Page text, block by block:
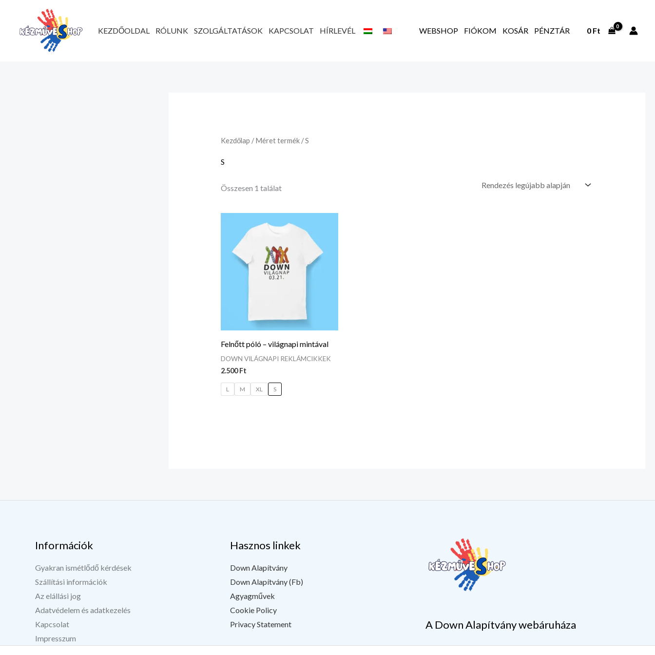
tartalomhoz
KEZDŐOLDAL RÓLUNK SZOLGÁLTATÁSOK KAPCSOLAT HÍRLEVÉL WEBSHOP FIÓKOM KOSÁR PÉNZTÁR 0 Ft
Kezdőlap / Méret termék / S
S
Összesen 1 találat
Felnőtt póló – világnapi mintával
DOWN VILÁGNAPI REKLÁMCIKKEK
2.500Ft
L M XL S
Információk
Gyakran ismétlődő kérdések
Szállítási információk
Az elállási jog
Adatvédelem és adatkezelés
Kapcsolat
Impresszum
Hasznos linkek
Down Alapítvány
Down Alapítvány (Fb)
Agyagművek
Cookie Policy
Privacy Statement
A Down Alapítvány webáruháza